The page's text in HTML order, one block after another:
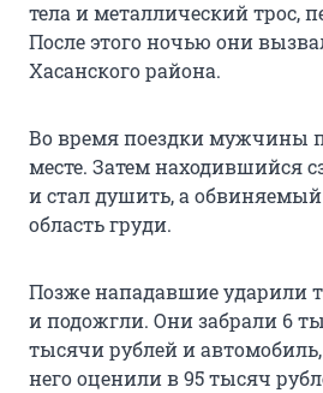
тела и металлический трос,
После этого ночью они
Хасанского района.
Во время поездки мужчины
месте. Затем находившийся
и стал душить, а
область груди.
Позже нападавшие ударили
и подожгли. Они забрали 6
тысячи рублей и
него оценили в 95 тысяч